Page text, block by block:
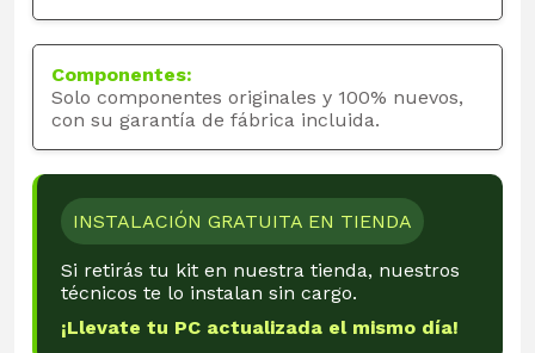
Componentes:
Solo componentes originales y 100% nuevos,
con su garantía de fábrica incluida.
INSTALACIÓN GRATUITA EN TIENDA
Si retirás tu kit en nuestra tienda, nuestros
técnicos te lo instalan sin cargo.
¡Llevate tu PC actualizada el mismo día!